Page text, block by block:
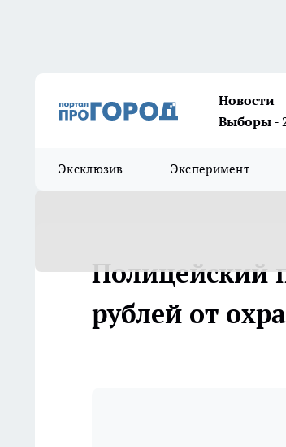
Новости
Выборы -
Эксклюзив Эксперимент
Полицейский
рублей от